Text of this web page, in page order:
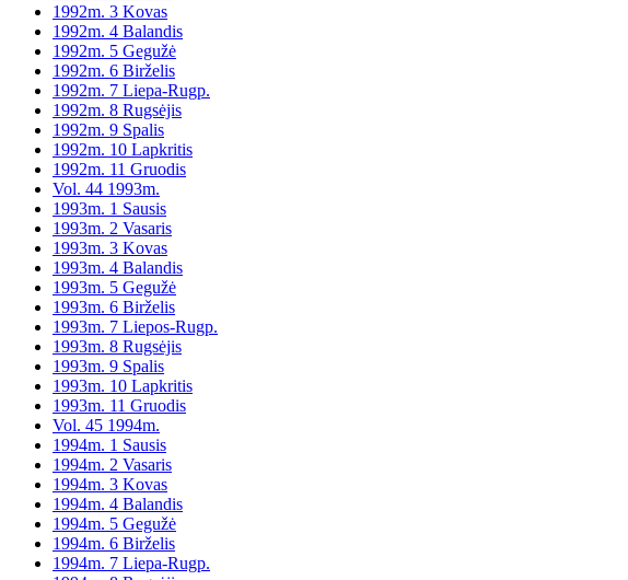
1992m. 3 Kovas
1992m. 4 Balandis
1992m. 5 Gegužė
1992m. 6 Birželis
1992m. 7 Liepa-Rugp.
1992m. 8 Rugsėjis
1992m. 9 Spalis
1992m. 10 Lapkritis
1992m. 11 Gruodis
Vol. 44 1993m.
1993m. 1 Sausis
1993m. 2 Vasaris
1993m. 3 Kovas
1993m. 4 Balandis
1993m. 5 Gegužė
1993m. 6 Birželis
1993m. 7 Liepos-Rugp.
1993m. 8 Rugsėjis
1993m. 9 Spalis
1993m. 10 Lapkritis
1993m. 11 Gruodis
Vol. 45 1994m.
1994m. 1 Sausis
1994m. 2 Vasaris
1994m. 3 Kovas
1994m. 4 Balandis
1994m. 5 Gegužė
1994m. 6 Birželis
1994m. 7 Liepa-Rugp.